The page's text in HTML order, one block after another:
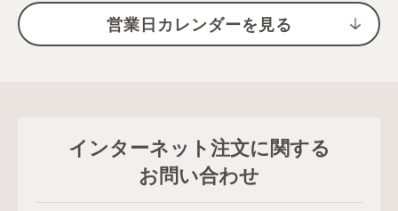
営業日カレンダーを見る
インターネット注文に関する
お問い合わせ